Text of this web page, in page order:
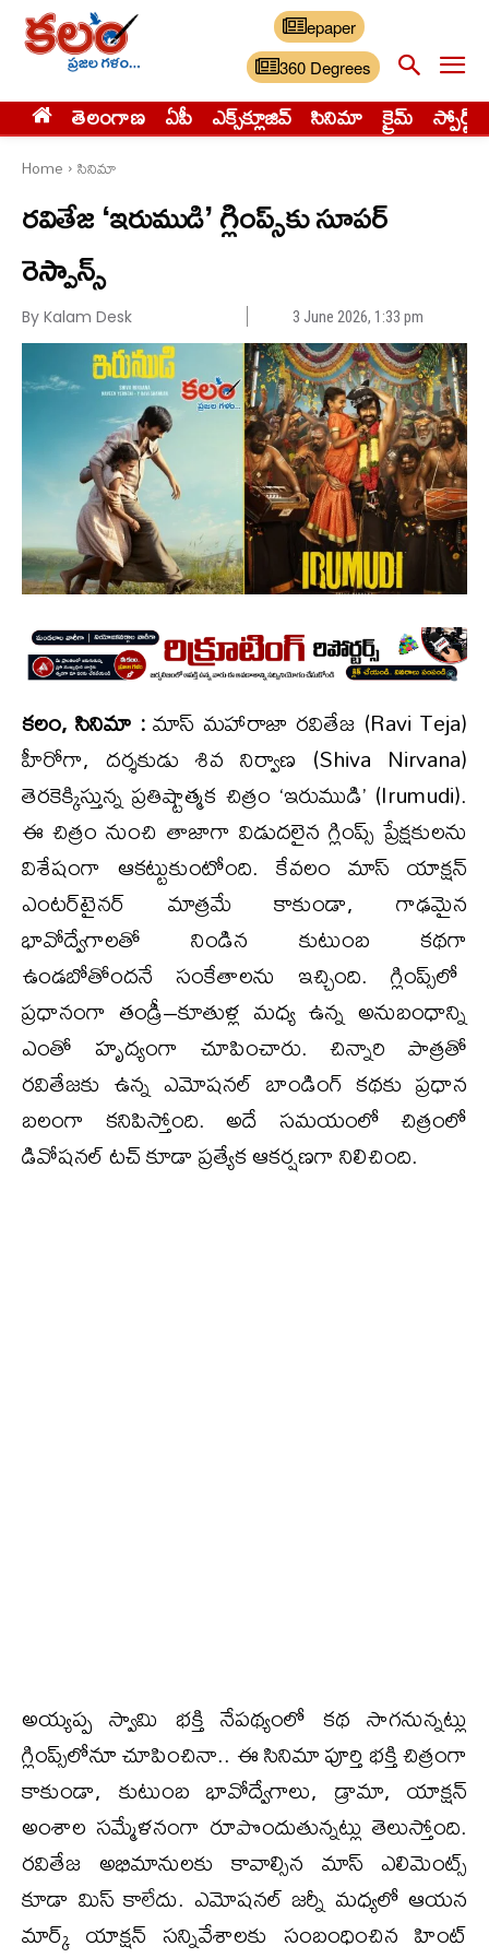
epaper
360 Degrees
తెలంగాణ ఏపీ ఎక్స్‌క్లూజివ్‌ సినిమా క్రైమ్ స్పోర్ట్స్
Home సినిమా
రవితేజ ‘ఇరుముడి’ గ్లింప్స్‌కు సూపర్
రెస్పాన్స్
By Kalam Desk 3 June 2026, 1:33 pm
కలం, సినిమా :మాస్ మహారాజా రవితేజ (Ravi Teja)
హీరోగా, దర్శకుడు శివ నిర్వాణ (Shiva Nirvana)
తెరకెక్కిస్తున్న ప్రతిష్టాత్మక చిత్రం ‘ఇరుముడి’ (Irumudi).
ఈ చిత్రం నుంచి తాజాగా విడుదలైన గ్లింప్స్ ప్రేక్షకులను
విశేషంగా ఆకట్టుకుంటోంది. కేవలం మాస్ యాక్షన్
ఎంటర్‌టైనర్ మాత్రమే కాకుండా, గాఢమైన
భావోద్వేగాలతో నిండిన కుటుంబ కథగా
ఉండబోతోందనే సంకేతాలను ఇచ్చింది. గ్లింప్స్‌లో
ప్రధానంగా తండ్రీ–కూతుళ్ల మధ్య ఉన్న అనుబంధాన్ని
ఎంతో హృద్యంగా చూపించారు. చిన్నారి పాత్రతో
రవితేజకు ఉన్న ఎమోషనల్ బాండింగ్ కథకు ప్రధాన
బలంగా కనిపిస్తోంది. అదే సమయంలో చిత్రంలో
డివోషనల్ టచ్ కూడా ప్రత్యేక ఆకర్షణగా నిలిచింది.
అయ్యప్ప స్వామి భక్తి నేపథ్యంలో కథ సాగనున్నట్లు
గ్లింప్స్‌లోనూ చూపించినా.. ఈ సినిమా పూర్తి భక్తి చిత్రంగా
కాకుండా, కుటుంబ భావోద్వేగాలు, డ్రామా, యాక్షన్
అంశాల సమ్మేళనంగా రూపొందుతున్నట్లు తెలుస్తోంది.
రవితేజ అభిమానులకు కావాల్సిన మాస్ ఎలిమెంట్స్
కూడా మిస్ కాలేదు. ఎమోషనల్ జర్నీ మధ్యలో ఆయన
మార్క్ యాక్షన్ సన్నివేశాలకు సంబంధించిన హింట్